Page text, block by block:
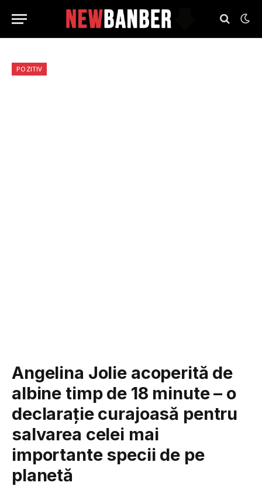
POZITIV
Angelina Jolie acoperită de
albine timp de 18 minute – o
declarație curajoasă pentru
salvarea celei mai
importante specii de pe
planetă